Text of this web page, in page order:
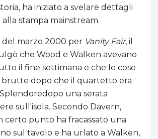
ha iniziato a svelare dettagli
stampa mainstream.
del marzo 2000 per Vanity Fair, il
che Wood e Walken avevano
il fine settimana e che le cose
dopo che il quartetto era
una serata
sull'isola. Secondo Davern,
certo punto ha fracassato una
sul tavolo e ha urlato a Walken,